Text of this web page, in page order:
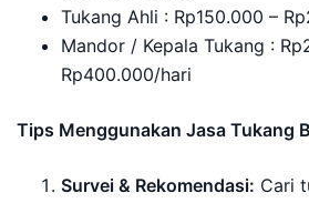
Tukang Ahli : Rp150.000 –
Mandor / Kepala Tukang :
Rp400.000/hari
Tips Menggunakan Jasa Tukang
Survei & Rekomendasi: Cari